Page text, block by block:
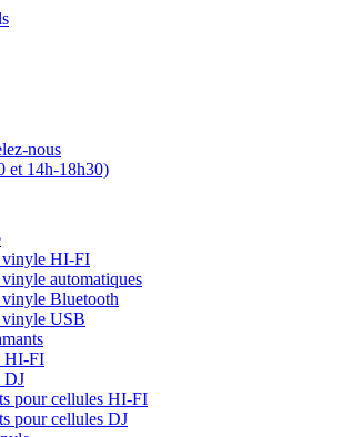
nous
et 14h-18h30)
vinyle HI-FI
automatiques
vinyle Bluetooth
vinyle USB
HI-FI
DJ
pour cellules HI-FI
pour cellules DJ